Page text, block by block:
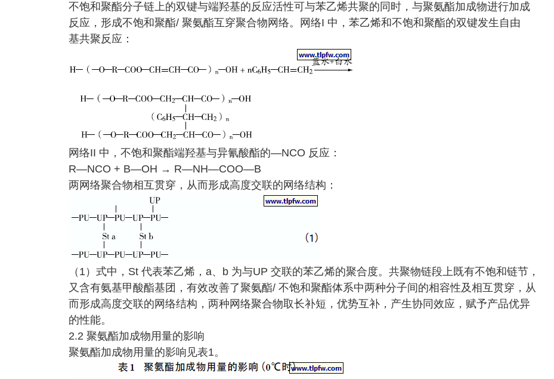
不饱和聚酯分子链上的双键与端羟基的反应活性可与苯乙烯共聚的同时，与聚氨酯加成物进行加成
反应，形成不饱和聚酯/ 聚氨酯互穿聚合物网络。网络I 中，苯乙烯和不饱和聚酯的双键发生自由
基共聚反应：
网络II 中，不饱和聚酯端羟基与异氰酸酯的—NCO 反应：
R—NCO + B—OH → R—NH—COO—B
两网络聚合物相互贯穿，从而形成高度交联的网络结构：
（1）式中，St 代表苯乙烯，a、b 为与UP 交联的苯乙烯的聚合度。共聚物链段上既有不饱和链节，
又含有氨基甲酸酯基团，有效改善了聚氨酯/ 不饱和聚酯体系中两种分子间的相容性及相互贯穿，从
而形成高度交联的网络结构，两种网络聚合物取长补短，优势互补，产生协同效应，赋予产品优异
的性能。
2.2 聚氨酯加成物用量的影响
聚氨酯加成物用量的影响见表1。